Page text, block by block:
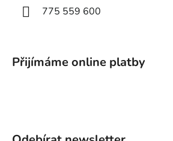
775 559 600
Přijímáme online platby